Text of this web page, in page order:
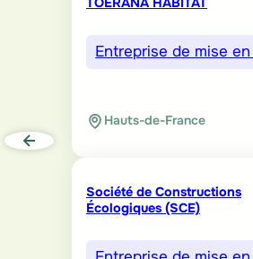
Entreprise de mise
Hauts-de-France
Société de Constructions
Écologiques (SCE)